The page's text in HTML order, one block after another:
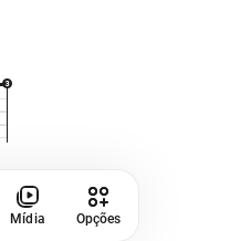
Mídia Opções